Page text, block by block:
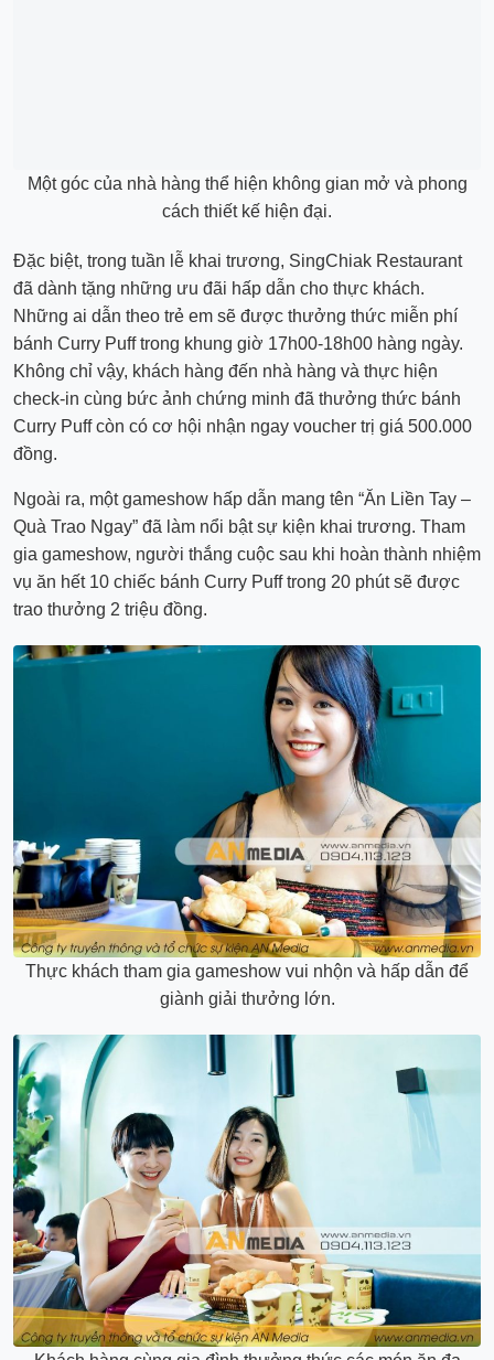
Một góc của nhà hàng thể hiện không gian mở và phong
cách thiết kế hiện đại.
Đặc biệt, trong tuần lễ khai trương, SingChiak Restaurant
đã dành tặng những ưu đãi hấp dẫn cho thực khách.
Những ai dẫn theo trẻ em sẽ được thưởng thức miễn phí
bánh Curry Puff trong khung giờ 17h00-18h00 hàng ngày.
Không chỉ vậy, khách hàng đến nhà hàng và thực hiện
check-in cùng bức ảnh chứng minh đã thưởng thức bánh
Curry Puff còn có cơ hội nhận ngay voucher trị giá 500.000
đồng.
Ngoài ra, một gameshow hấp dẫn mang tên “Ăn Liền Tay –
Quà Trao Ngay” đã làm nổi bật sự kiện khai trương. Tham
gia gameshow, người thắng cuộc sau khi hoàn thành nhiệm
vụ ăn hết 10 chiếc bánh Curry Puff trong 20 phút sẽ được
trao thưởng 2 triệu đồng.
Thực khách tham gia gameshow vui nhộn và hấp dẫn để
giành giải thưởng lớn.